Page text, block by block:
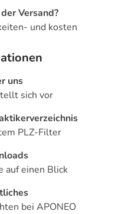
Versand?
und kosten
uns
sich vor
PLZ-Filter
auf einen Blick
bei APONEO